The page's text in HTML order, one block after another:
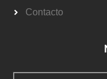
Contacto